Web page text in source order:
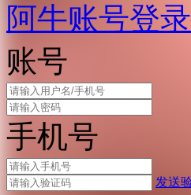
阿牛账号登录
账号
手机号
发送